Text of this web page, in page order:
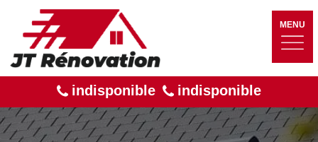
MENU
indisponible indisponible